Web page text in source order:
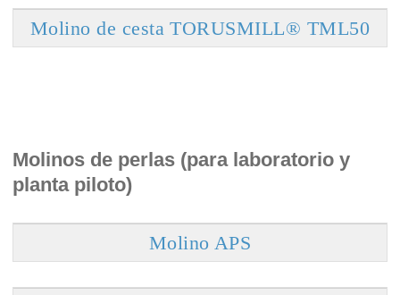
Molino de cesta TORUSMILL® TML50
Molinos de perlas (para laboratorio y
planta piloto)
Molino APS